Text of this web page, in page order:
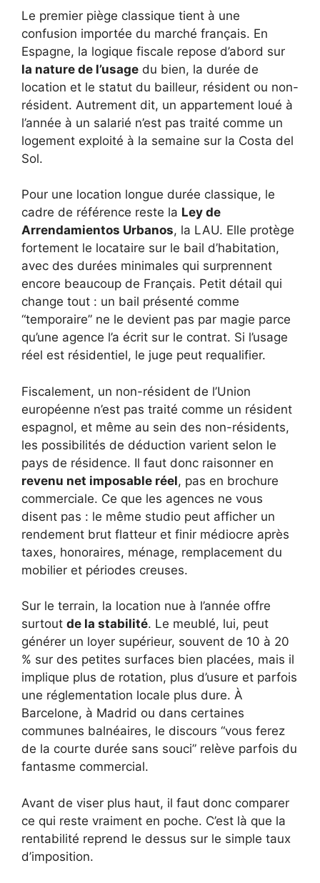
Le premier piège classique tient à une
confusion importée du marché français. En
Espagne, la logique fiscale repose d’abord sur
la nature de l’usage du bien, la durée de
location et le statut du bailleur, résident ou non-
résident. Autrement dit, un appartement loué à
l’année à un salarié n’est pas traité comme un
logement exploité à la semaine sur la Costa del
Sol.
Pour une location longue durée classique, le
cadre de référence reste la Ley de
Arrendamientos Urbanos, la LAU. Elle protège
fortement le locataire sur le bail d’habitation,
avec des durées minimales qui surprennent
encore beaucoup de Français. Petit détail qui
change tout : un bail présenté comme
“temporaire” ne le devient pas par magie parce
qu’une agence l’a écrit sur le contrat. Si l’usage
réel est résidentiel, le juge peut requalifier.
Fiscalement, un non-résident de l’Union
européenne n’est pas traité comme un résident
espagnol, et même au sein des non-résidents,
les possibilités de déduction varient selon le
pays de résidence. Il faut donc raisonner en
revenu net imposable réel, pas en brochure
commerciale. Ce que les agences ne vous
disent pas : le même studio peut afficher un
rendement brut flatteur et finir médiocre après
taxes, honoraires, ménage, remplacement du
mobilier et périodes creuses.
Sur le terrain, la location nue à l’année offre
surtout de la stabilité. Le meublé, lui, peut
générer un loyer supérieur, souvent de 10 à 20
% sur des petites surfaces bien placées, mais il
implique plus de rotation, plus d’usure et parfois
une réglementation locale plus dure. À
Barcelone, à Madrid ou dans certaines
communes balnéaires, le discours “vous ferez
de la courte durée sans souci” relève parfois du
fantasme commercial.
Avant de viser plus haut, il faut donc comparer
ce qui reste vraiment en poche. C’est là que la
rentabilité reprend le dessus sur le simple taux
d’imposition.